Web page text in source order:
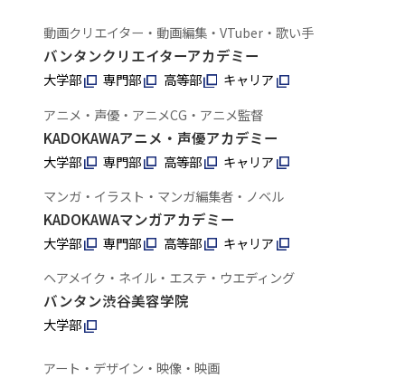
動画クリエイター・動画編集・VTuber・歌い手
バンタンクリエイターアカデミー
大学部 専門部 高等部
キャリア
アニメ・声優・アニメCG・アニメ監督
KADOKAWAアニメ・声優アカデミー
大学部 専門部 高等部
キャリア
マンガ・イラスト・マンガ編集者・ノベル
KADOKAWAマンガアカデミー
大学部 専門部 高等部
キャリア
ヘアメイク・ネイル・エステ・ウエディング
バンタン渋谷美容学院
大学部
アート・デザイン・映像・映画